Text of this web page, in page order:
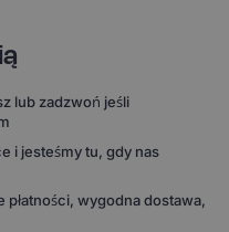
lub zadzwoń jeśli
i jesteśmy tu, gdy nas
wygodna dostawa,